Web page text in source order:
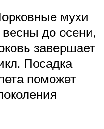
мухи
до осени,
завершает
Посадка
поможет